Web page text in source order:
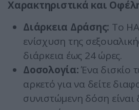
Χαρακτηριστικά και
Διάρκεια Δράσης: Το
ενίσχυση της
διάρκεια έως 24 ώρες.
Δοσολογία:Ένα δισκίο
αρκετό για να δείτε
συνιστώμενη δόση είναι